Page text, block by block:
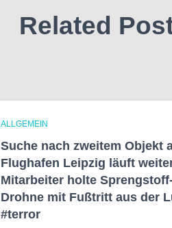
Related
ALLGEMEIN
Suche nach zweitem Objekt
Flughafen Leipzig läuft
Mitarbeiter holte
Drohne mit Fußtritt aus der
#terror